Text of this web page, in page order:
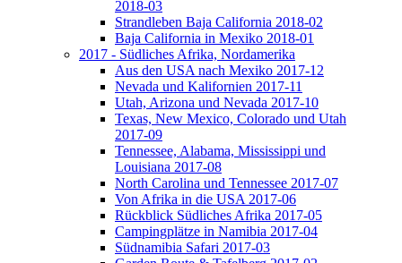
2018-03
Strandleben Baja California 2018-02
Baja California in Mexiko 2018-01
2017 - Südliches Afrika, Nordamerika
Aus den USA nach Mexiko 2017-12
Nevada und Kalifornien 2017-11
Utah, Arizona und Nevada 2017-10
Texas, New Mexico, Colorado und Utah
2017-09
Tennessee, Alabama, Mississippi und
Louisiana 2017-08
North Carolina und Tennessee 2017-07
Von Afrika in die USA 2017-06
Rückblick Südliches Afrika 2017-05
Campingplätze in Namibia 2017-04
Südnamibia Safari 2017-03